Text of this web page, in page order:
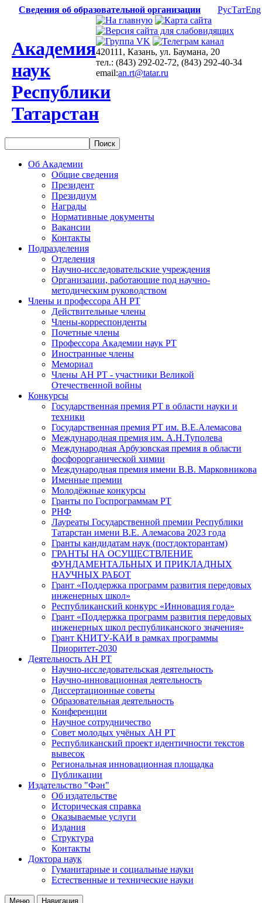
Сведения об образовательной организации РусТатEng
Академия
наук
Республики
Татарстан
420111, Казань, ул. Баумана, 20
тел.: (843) 292-02-72, (843) 292-40-34
email:an.rt@tatar.ru
Об Академии
Общие сведения
Президент
Президиум
Награды
Нормативные документы
Вакансии
Контакты
Подразделения
Отделения
Научно-исследовательские учреждения
Организации, работающие под научно-
методическим руководством
Члены и профессора АН РТ
Действительные члены
Члены-корреспонденты
Почетные члены
Профессора Академии наук РТ
Иностранные члены
Мемориал
Члены АН РТ - участники Великой
Отечественной войны
Конкурсы
Государственная премия РТ в области науки и
техники
Государственная премия РТ им. В.Е.Алемасова
Международная премия им. А.Н.Туполева
Международная Арбузовская премия в области
фосфорорганической химии
Международная премия имени В.В. Марковникова
Именные премии
Молодёжные конкурсы
Гранты по Госпрограммам РТ
РНФ
Лауреаты Государственной премии Республики
Татарстан имени В.Е. Алемасова 2023 года
Гранты кандидатам наук (постдокторантам)
ГРАНТЫ НА ОСУЩЕСТВЛЕНИЕ
ФУНДАМЕНТАЛЬНЫХ И ПРИКЛАДНЫХ
НАУЧНЫХ РАБОТ
Грант «Поддержка программ развития передовых
инженерных школ»
Республиканский конкурс «Инновация года»
Грант «Поддержка программ развития передовых
инженерных школ республиканского значения»
Грант КНИТУ-КАИ в рамках программы
Приоритет-2030
Деятельность АН РТ
Научно-исследовательская деятельность
Научно-инновационная деятельность
Диссертационные советы
Образовательная деятельность
Конференции
Научное сотрудничество
Совет молодых учёных АН РТ
Республиканский проект идентичности текстов
вывесок
Региональная инновационная площадка
Публикации
Издательство "Фән"
Об издательстве
Историческая справка
Оказываемые услуги
Издания
Структура
Контакты
Доктора наук
Гуманитарные и социальные науки
Естественные и технические науки
Меню Навигация